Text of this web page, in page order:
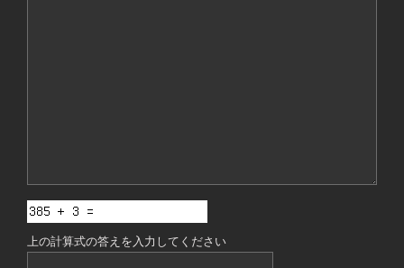
上の計算式の答えを入力してください